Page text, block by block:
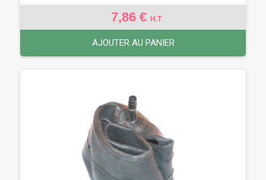
7,86 € H.T
AJOUTER AU PANIER